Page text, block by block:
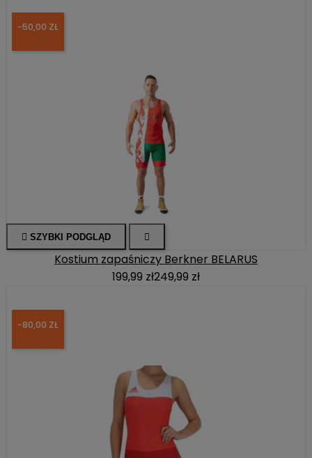
-50,00 ZŁ
 SZYBKI PODGLĄD 
Kostium zapaśniczy Berkner BELARUS
199,99 zł249,99 zł
-80,00 ZŁ